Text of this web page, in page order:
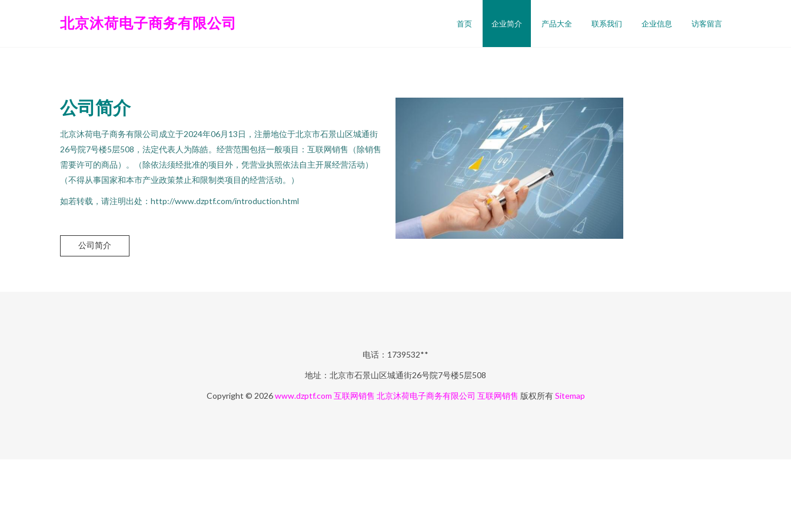
北京沐荷电子商务有限公司 首页 企业简介 产品大全 联系我们 企业信息 访客留言
公司简介
北京沐荷电子商务有限公司成立于2024年06月13日，注册地位于北京市石景山区城通街
26号院7号楼5层508，法定代表人为陈皓。经营范围包括一般项目：互联网销售（除销售
需要许可的商品）。（除依法须经批准的项目外，凭营业执照依法自主开展经营活动）
（不得从事国家和本市产业政策禁止和限制类项目的经营活动。）
如若转载，请注明出处：http://www.dzptf.com/introduction.html
公司简介
电话：1739532**
地址：北京市石景山区城通街26号院7号楼5层508
Copyright © 2026www.dzptf.com 互联网销售 北京沐荷电子商务有限公司 互联网销售 版权所有Sitemap